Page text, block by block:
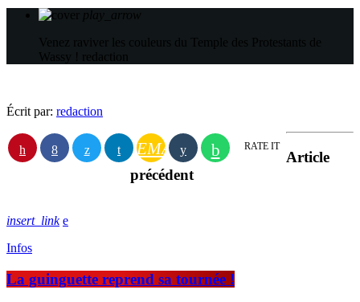
play_arrow
Venez raviver les couleurs du Temple des Protestants de
Wassy !
redaction
Écrit par: redaction
EMAIL RATE IT
Article
précédent
insert_link
Infos
La guinguette reprend sa tournée !